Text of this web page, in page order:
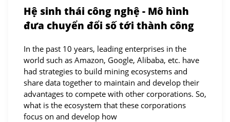
Hệ sinh thái công nghệ - Mô hình
đưa chuyển đổi số tới thành công
In the past 10 years, leading enterprises in the
world such as Amazon, Google, Alibaba, etc. have
had strategies to build mining ecosystems and
share data together to maintain and develop their
advantages to compete with other corporations. So,
what is the ecosystem that these corporations
focus on and develop how